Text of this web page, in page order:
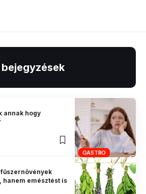
GASTRO
annak hogy
hanem emésztést is